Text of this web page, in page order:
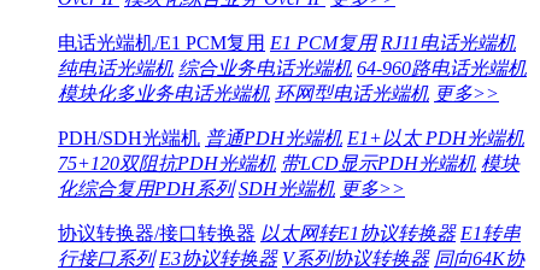
电话光端机/E1 PCM复用 E1 PCM复用 RJ11电话光端机
纯电话光端机 综合业务电话光端机 64-960路电话光端机
模块化多业务电话光端机 环网型电话光端机 更多>>
PDH/SDH光端机 普通PDH光端机 E1+以太 PDH光端机
75+120双阻抗PDH光端机 带LCD显示PDH光端机 模块
化综合复用PDH系列 SDH光端机 更多>>
协议转换器/接口转换器 以太网转E1协议转换器 E1转串
行接口系列 E3协议转换器 V系列协议转换器 同向64K协